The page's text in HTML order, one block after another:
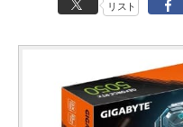
リスト